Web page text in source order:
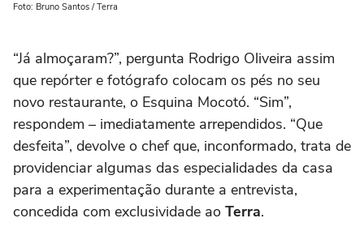
Foto: Bruno Santos / Terra
“Já almoçaram?”, pergunta Rodrigo Oliveira assim
que repórter e fotógrafo colocam os pés no seu
novo restaurante, o Esquina Mocotó. “Sim”,
respondem – imediatamente arrependidos. “Que
desfeita”, devolve o chef que, inconformado, trata de
providenciar algumas das especialidades da casa
para a experimentação durante a entrevista,
concedida com exclusividade ao Terra.